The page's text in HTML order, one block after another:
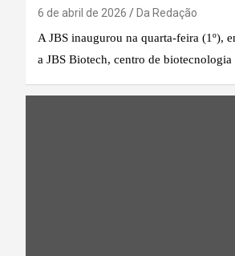
6 de abril de 2026
Da Redação
A JBS inaugurou na quarta-feira (1º),
a JBS Biotech, centro de